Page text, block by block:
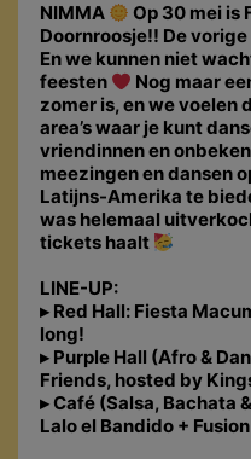
NIMMA
Op 30 mei is
Doornroosje!! De
En we kunnen niet
feesten
Nog maar
zomer is, en we voelen
area’s waar je kunt
vriendinnen en
meezingen en dansen
Latijns-Amerika te
was helemaal
tickets haalt
LINE-UP:
▸ Red Hall: Fiesta
long!
▸ Purple Hall (Afro &
Friends, hosted by
▸ Café (Salsa, Bachata
Lalo el Bandido +